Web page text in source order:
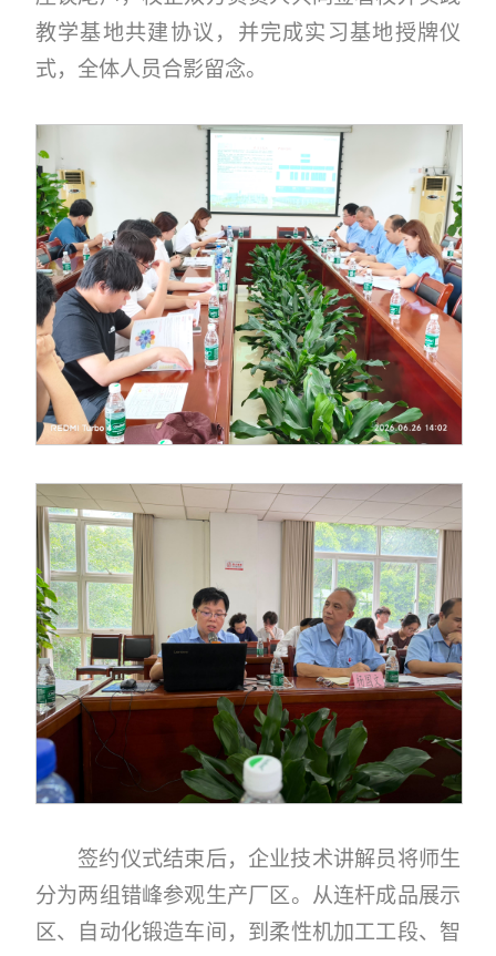
教学基地共建协议，并完成实习基地授牌仪
式，全体人员合影留念。
签约仪式结束后，企业技术讲解员将师生
分为两组错峰参观生产厂区。从连杆成品展示
区、自动化锻造车间，到柔性机加工工段、智